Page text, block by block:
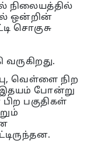
நிலையத்தில்
ஒன்றின்
சொகுசு
வெள்ளை நிற
போன்று
பகுதிகள்